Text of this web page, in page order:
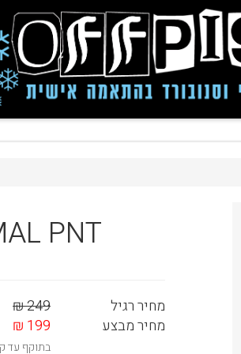
PNT
מחיר רגיל
249 ₪
מחיר מבצע
199 ₪
בתוקף עד